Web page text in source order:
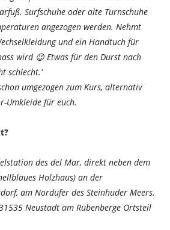
Surfschuhe oder alte Turnschuhe
angezogen werden. Nehmt
und ein Handtuch für
wird 😉 Etwas für den Durst nach
schlecht.‘
umgezogen zum Kurs, alternativ
Umkleide für euch.
des del Mar, direkt neben dem
Holzhaus) an der
am Nordufer des Steinhuder Meers.
Neustadt am Rübenberge Ortsteil